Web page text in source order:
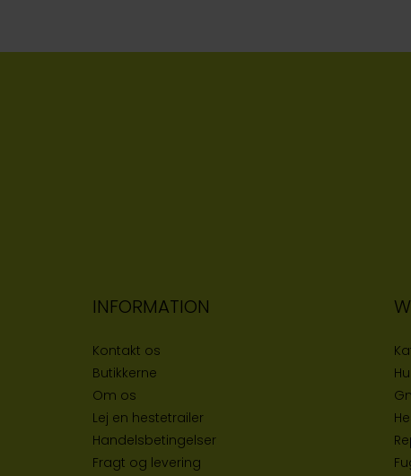
INFORMATION
Kontakt os
Butikkerne
Om os
Lej en hestetrailer
Handelsbetingelser
Fragt og levering